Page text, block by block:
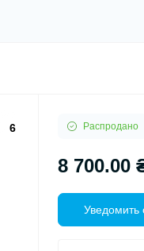
6 Распродано
8 700.00
Уведомить